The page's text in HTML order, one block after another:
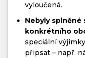
vyloučená.
Nebyly
konkrétního
speciální
připsat – např.